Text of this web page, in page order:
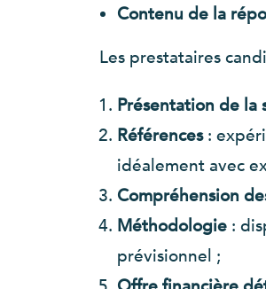
Contenu de la
Les prestataires
Présentation de la
Références:
idéalement avec
Compréhension
Méthodologie :
prévisionnel ;